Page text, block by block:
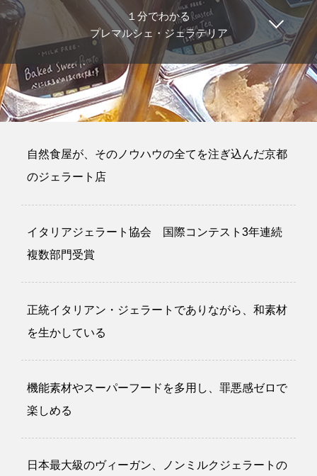
１分でわかる
プレマルシェ・ジェラテリア
自然食屋が、そのノウハウの全てを注ぎ込んだ京都
のジェラート店
イタリアジェラート協会 国際コンテスト3年連続
複数部門受賞
正統イタリアン・ジェラートでありながら、和素材
を生かしている
機能素材やスーパーフードを多用し、罪悪感ゼロで
楽しめる
日本最大級のヴィーガン、ノンミルクジェラートの